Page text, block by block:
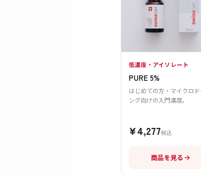
低濃度・アイソレート
PURE 5%
はじめての方・マイクロ
ング向けの入門濃度。
¥4,277税込
商品を見る